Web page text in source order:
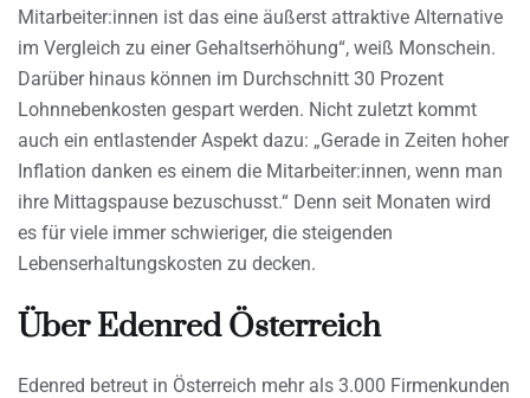
Mitarbeiter:innen ist das eine äußerst attraktive Alternative
im Vergleich zu einer Gehaltserhöhung“, weiß Monschein.
Darüber hinaus können im Durchschnitt 30 Prozent
Lohnnebenkosten gespart werden. Nicht zuletzt kommt
auch ein entlastender Aspekt dazu: „Gerade in Zeiten hoher
Inflation danken es einem die Mitarbeiter:innen, wenn man
ihre Mittagspause bezuschusst.“ Denn seit Monaten wird
es für viele immer schwieriger, die steigenden
Lebenserhaltungskosten zu decken.
Über Edenred Österreich
Edenred betreut in Österreich mehr als 3.000 Firmenkunden